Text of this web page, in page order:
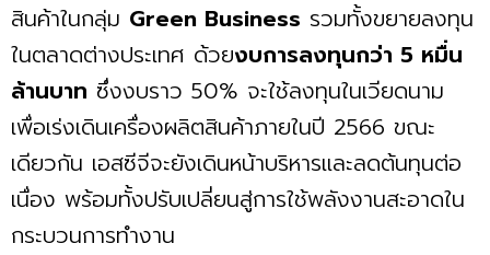
สินค้าในกลุ่ม Green Business รวมทั้งขยายลงทุน
ในตลาดต่างประเท​ศ ด้วยงบการลงทุนกว่า 5 หมื่น
ล้านบาท ซึ่งงบราว 50% จะใช้ลงทุนในเวียดนาม
เพื่อเร่งเดินเครื่องผลิตสินค้าภายในปี 2566 ขณะ
เดียวกัน เอสซีจีจะยังเดินหน้าบริหารและลดต้นทุนต่อ
เนื่อง พร้อมทั้งปรับเปลี่ยนสู่การใช้พลังงานสะอาดใน
กระบวนการทำงาน